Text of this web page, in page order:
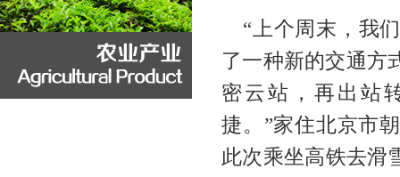
“上个周末，我
了一种新的交通方
密云站，再出站
捷。”家住北京市
此次乘坐高铁去滑